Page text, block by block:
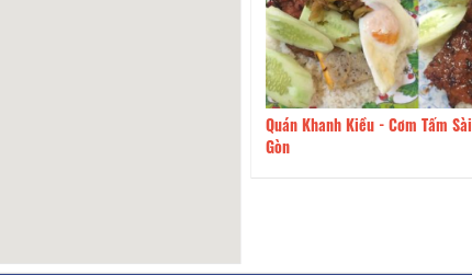
Quán Khanh Kiều - Cơm Tấm Sài
Gòn